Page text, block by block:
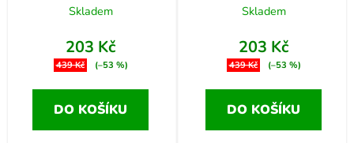
Skladem
203 Kč
439 Kč (–53 %)
DO KOŠÍKU
Skladem
203 Kč
439 Kč (–53 %)
DO KOŠÍKU